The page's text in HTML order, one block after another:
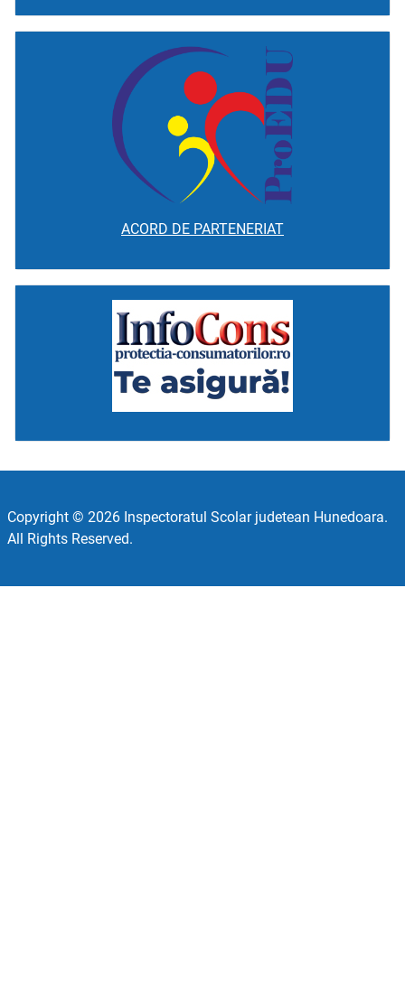
ACORD DE PARTENERIAT
Copyright © 2026 Inspectoratul Scolar judetean Hunedoara.
All Rights Reserved.